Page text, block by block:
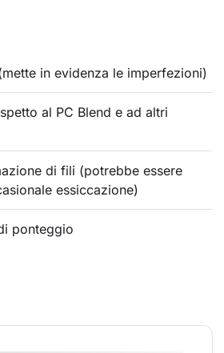
in evidenza le imperfezioni)
al PC Blend e ad altri
di fili (potrebbe essere
essiccazione)
ponteggio